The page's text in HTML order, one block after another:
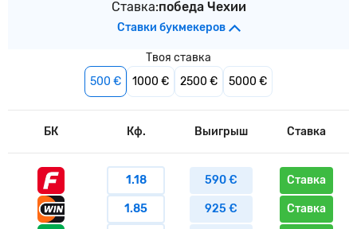
Ставка:победа Чехии
Ставки букмекеров
Твоя ставка
500 €
1000 € 2500 € 5000 €
БК Кф. Выигрыш Ставка
1.18 590 € Ставка
1.85 925 € Ставка